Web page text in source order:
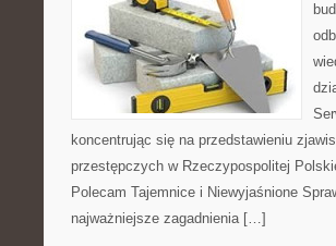
koncentrując się na przedstawieniu
przestępczych w Rzeczypospolitej
Polecam Tajemnice i Niewyjaśnione
najważniejsze zagadnienia […]